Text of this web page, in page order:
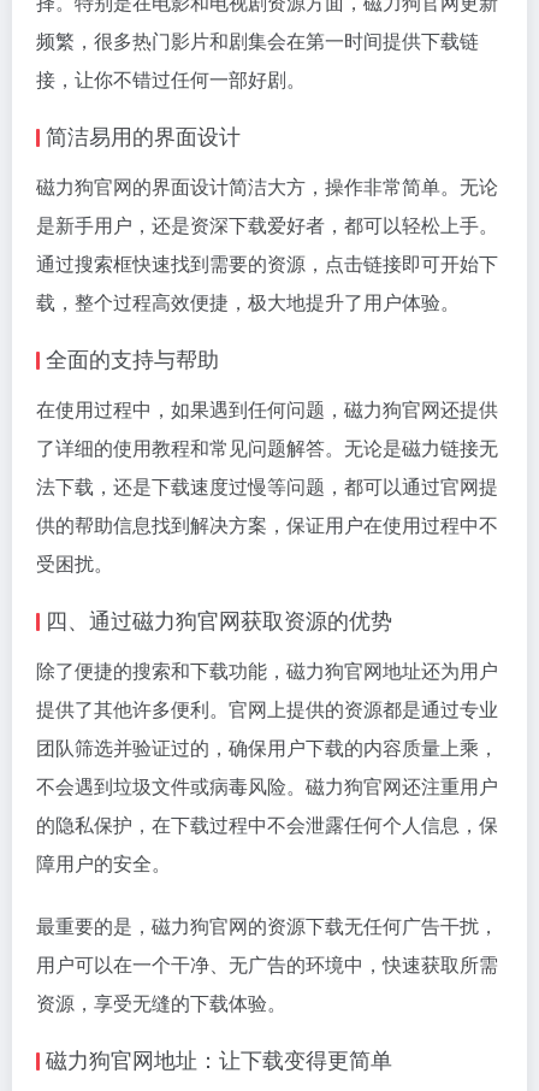
频繁，很多热门影片和剧集会在第一时间提供下载链
接，让你不错过任何一部好剧。
简洁易用的界面设计
磁力狗官网的界面设计简洁大方，操作非常简单。无论
是新手用户，还是资深下载爱好者，都可以轻松上手。
通过搜索框快速找到需要的资源，点击链接即可开始下
载，整个过程高效便捷，极大地提升了用户体验。
全面的支持与帮助
在使用过程中，如果遇到任何问题，磁力狗官网还提供
了详细的使用教程和常见问题解答。无论是磁力链接无
法下载，还是下载速度过慢等问题，都可以通过官网提
供的帮助信息找到解决方案，保证用户在使用过程中不
受困扰。
四、通过磁力狗官网获取资源的优势
除了便捷的搜索和下载功能，磁力狗官网地址还为用户
提供了其他许多便利。官网上提供的资源都是通过专业
团队筛选并验证过的，确保用户下载的内容质量上乘，
不会遇到垃圾文件或病毒风险。磁力狗官网还注重用户
的隐私保护，在下载过程中不会泄露任何个人信息，保
障用户的安全。
最重要的是，磁力狗官网的资源下载无任何广告干扰，
用户可以在一个干净、无广告的环境中，快速获取所需
资源，享受无缝的下载体验。
磁力狗官网地址：让下载变得更简单